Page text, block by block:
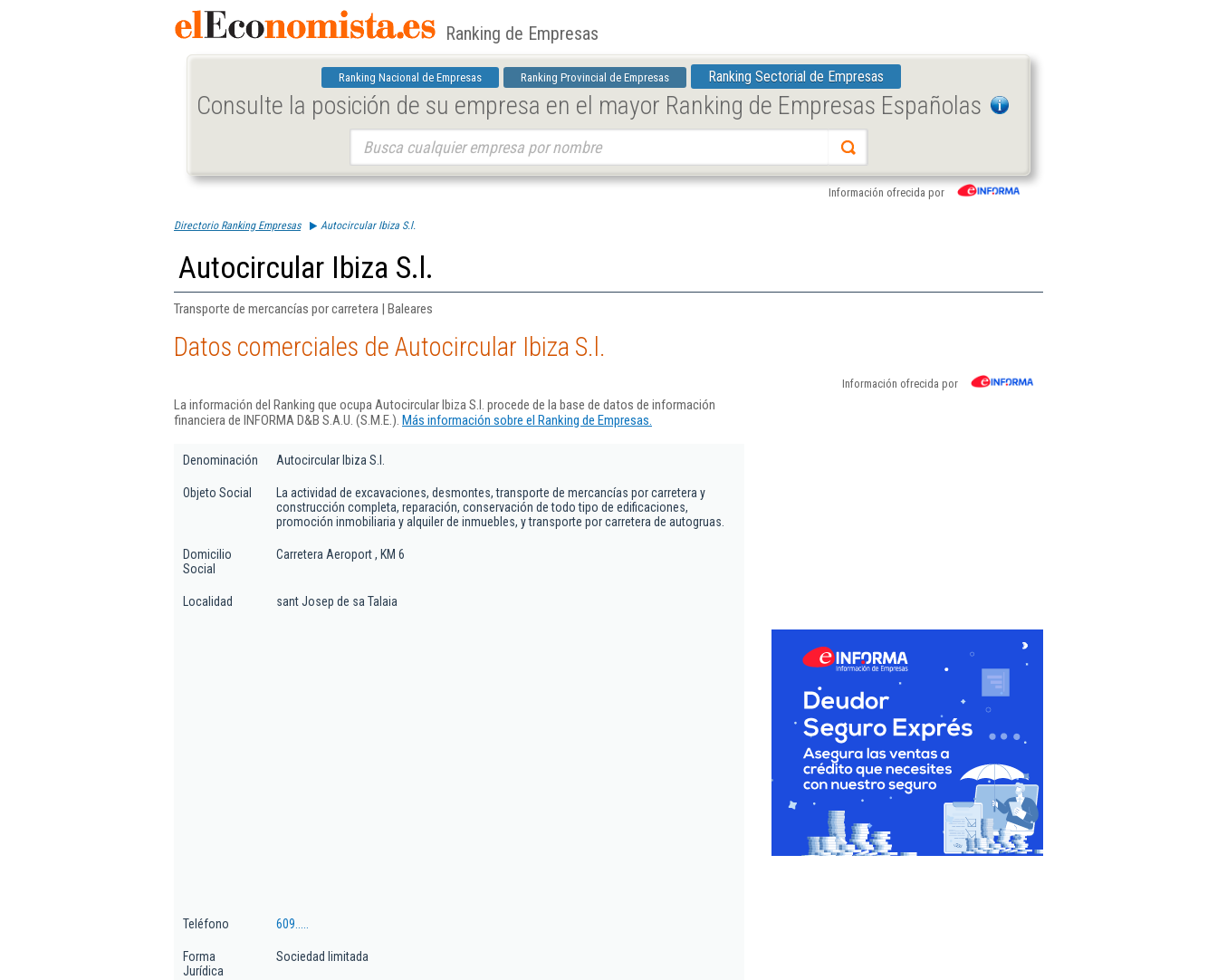
Ranking de Empresas
Ranking Nacional de Empresas Ranking Provincial de Empresas Ranking Sectorial de Empresas
Consulte la posición de su empresa en el mayor Ranking de Empresas Españolas
Información ofrecida por
Directorio Ranking Empresas Autocircular Ibiza S.l.
Autocircular Ibiza S.l.
Transporte de mercancías por carretera | Baleares
Datos comerciales de Autocircular Ibiza S.l.
Información ofrecida por
La información del Ranking que ocupa Autocircular Ibiza S.l. procede de la base de datos de información
financiera de INFORMA D&B S.A.U. (S.M.E.). Más información sobre el Ranking de Empresas.
Denominación Autocircular Ibiza S.l.
Objeto Social
La actividad de excavaciones, desmontes, transporte de mercancías por carretera y
construcción completa, reparación, conservación de todo tipo de edificaciones,
promoción inmobiliaria y alquiler de inmuebles, y transporte por carretera de autogruas.
Domicilio
Social
Carretera Aeroport , KM 6
Localidad sant Josep de sa Talaia
Teléfono 609.....
Forma
Jurídica
Sociedad limitada